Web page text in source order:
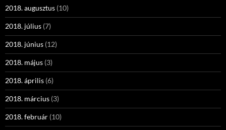
2018. augusztus (10)
2018. július (7)
2018. június (12)
2018. május (3)
2018. április (6)
2018. március (3)
2018. február (10)